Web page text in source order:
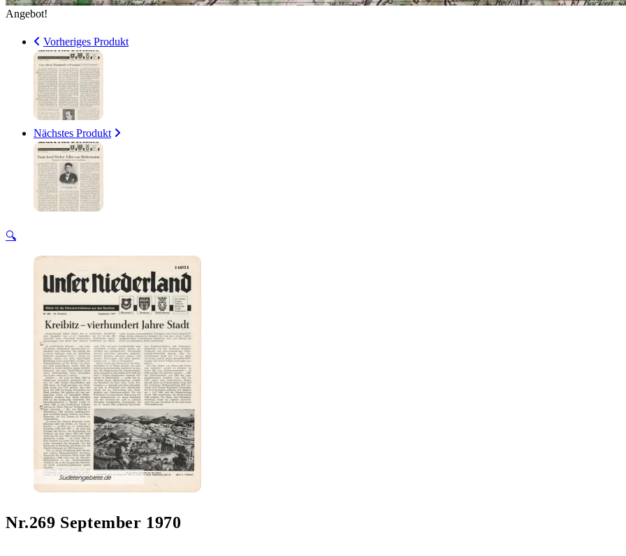
Angebot!
Vorheriges Produkt
Nächstes Produkt
🔍
Nr.269 September 1970